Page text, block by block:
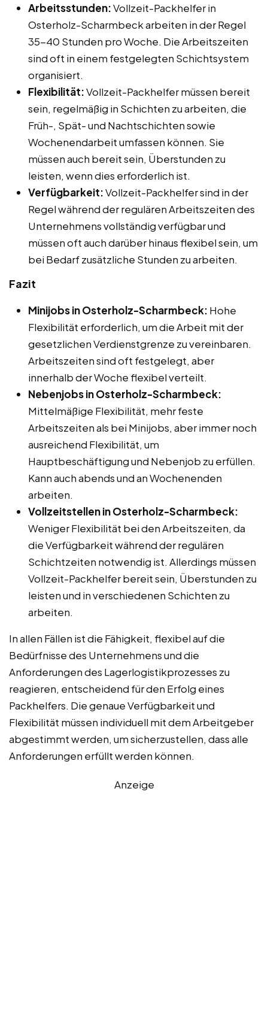
Arbeitsstunden:Vollzeit-Packhelfer in
Osterholz-Scharmbeck arbeiten in der Regel
35-40 Stunden pro Woche. Die Arbeitszeiten
sind oft in einem festgelegten Schichtsystem
organisiert.
Flexibilität:Vollzeit-Packhelfer müssen bereit
sein, regelmäßig in Schichten zu arbeiten, die
Früh-, Spät- und Nachtschichten sowie
Wochenendarbeit umfassen können. Sie
müssen auch bereit sein, Überstunden zu
leisten, wenn dies erforderlich ist.
Verfügbarkeit:Vollzeit-Packhelfer sind in der
Regel während der regulären Arbeitszeiten des
Unternehmens vollständig verfügbar und
müssen oft auch darüber hinaus flexibel sein, um
bei Bedarf zusätzliche Stunden zu arbeiten.
Fazit
Minijobs in Osterholz-Scharmbeck: Hohe
Flexibilität erforderlich, um die Arbeit mit der
gesetzlichen Verdienstgrenze zu vereinbaren.
Arbeitszeiten sind oft festgelegt, aber
innerhalb der Woche flexibel verteilt.
Nebenjobs in Osterholz-Scharmbeck:
Mittelmäßige Flexibilität, mehr feste
Arbeitszeiten als bei Minijobs, aber immer noch
ausreichend Flexibilität, um
Hauptbeschäftigung und Nebenjob zu erfüllen.
Kann auch abends und an Wochenenden
arbeiten.
Vollzeitstellen in Osterholz-Scharmbeck:
Weniger Flexibilität bei den Arbeitszeiten, da
die Verfügbarkeit während der regulären
Schichtzeiten notwendig ist. Allerdings müssen
Vollzeit-Packhelfer bereit sein, Überstunden zu
leisten und in verschiedenen Schichten zu
arbeiten.
In allen Fällen ist die Fähigkeit, flexibel auf die
Bedürfnisse des Unternehmens und die
Anforderungen des Lagerlogistikprozesses zu
reagieren, entscheidend für den Erfolg eines
Packhelfers. Die genaue Verfügbarkeit und
Flexibilität müssen individuell mit dem Arbeitgeber
abgestimmt werden, um sicherzustellen, dass alle
Anforderungen erfüllt werden können.
Anzeige